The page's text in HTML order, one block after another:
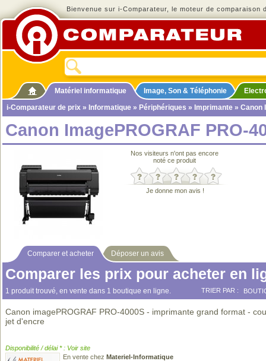
Bienvenue sur i-Comparateur, le moteur de comparaison
Matériel informatique Image, Son & Téléphonie
i-Comparateur de prix » Informatique » Périphériques » Imprimante » Canon
Canon ImagePROGRAF PRO-
Nos visiteurs n'ont pas encore
noté ce produit
Je donne mon avis !
Comparer et acheter Déposer un avis
Comparer les prix pour acheter en
1 produit trouvé, en vente dans 1 boutique en ligne. TRIER PAR :
Canon imagePROGRAF PRO-4000S - imprimante grand format -
jet d'encre
Disponibilité / délai * : Voir site
En vente chez Materiel-Informatique